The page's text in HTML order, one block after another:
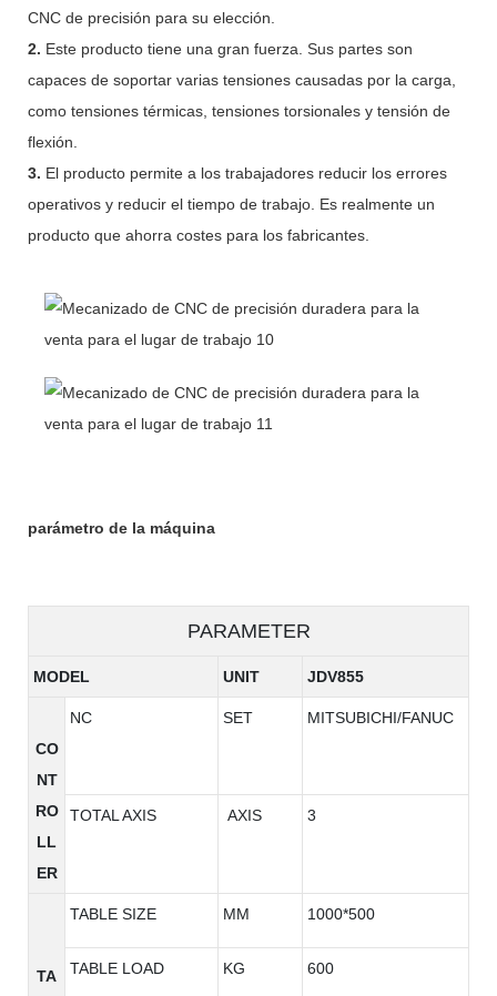
CNC de precisión para su elección.
2. Este producto tiene una gran fuerza. Sus partes son
capaces de soportar varias tensiones causadas por la carga,
como tensiones térmicas, tensiones torsionales y tensión de
flexión.
3. El producto permite a los trabajadores reducir los errores
operativos y reducir el tiempo de trabajo. Es realmente un
producto que ahorra costes para los fabricantes.
parámetro de la máquina
PARAMETER
MODEL UNIT JDV855
CO
NT
RO
LL
ER
NC SET MITSUBICHI/FANUC
TOTAL AXIS AXIS 3
TA
TABLE SIZE MM 1000*500
TABLE LOAD KG 600